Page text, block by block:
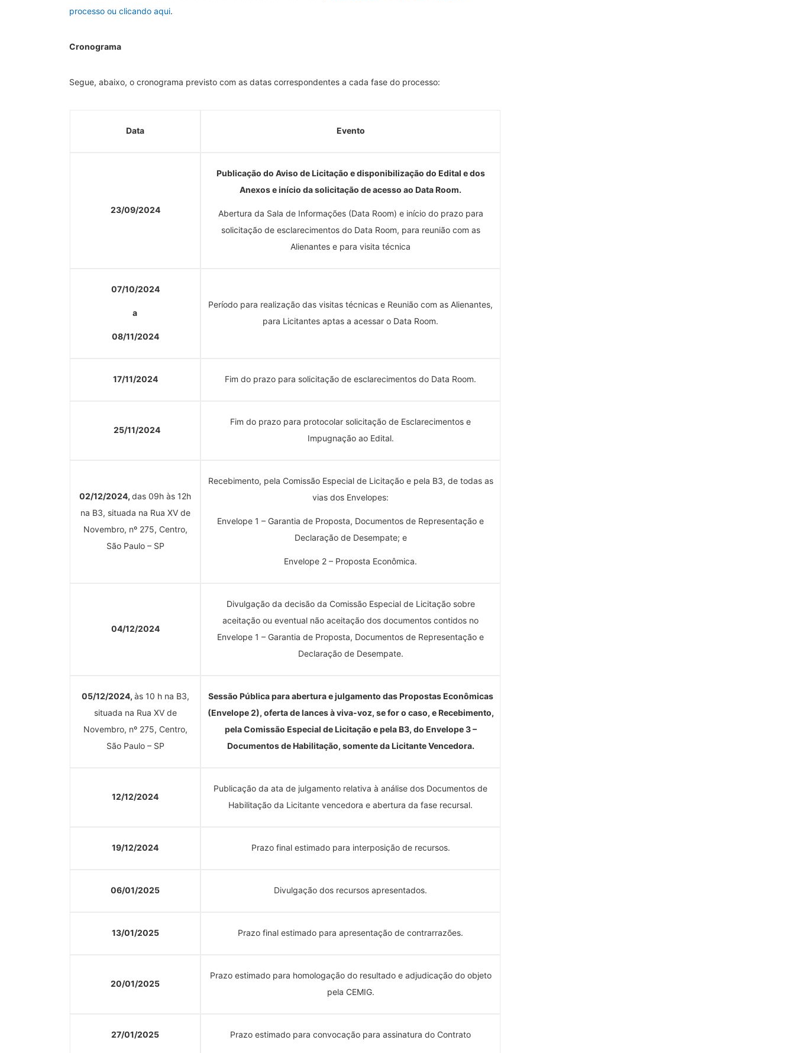
processo ou clicando aqui.
Cronograma
Segue, abaixo, o cronograma previsto com as datas correspondentes a cada fase do processo:
Data Evento
23/09/2024
Publicação do Aviso de Licitação e disponibilização do Edital e dos
Anexos e início da solicitação de acesso ao Data Room.
Abertura da Sala de Informações (Data Room) e início do prazo para
solicitação de esclarecimentos do Data Room, para reunião com as
Alienantes e para visita técnica
07/10/2024
a
08/11/2024
Período para realização das visitas técnicas e Reunião com as Alienantes,
para Licitantes aptas a acessar o Data Room.
17/11/2024 Fim do prazo para solicitação de esclarecimentos do Data Room.
25/11/2024
Fim do prazo para protocolar solicitação de Esclarecimentos e
Impugnação ao Edital.
02/12/2024, das 09h às 12h
na B3, situada na Rua XV de
Novembro, nº 275, Centro,
São Paulo – SP
Recebimento, pela Comissão Especial de Licitação e pela B3, de todas as
vias dos Envelopes:
Envelope 1 – Garantia de Proposta, Documentos de Representação e
Declaração de Desempate; e
Envelope 2 – Proposta Econômica.
04/12/2024
Divulgação da decisão da Comissão Especial de Licitação sobre
aceitação ou eventual não aceitação dos documentos contidos no
Envelope 1 – Garantia de Proposta, Documentos de Representação e
Declaração de Desempate.
05/12/2024, às 10 h na B3,
situada na Rua XV de
Novembro, nº 275, Centro,
São Paulo – SP
Sessão Pública para abertura e julgamento das Propostas Econômicas
(Envelope 2), oferta de lances à viva-voz, se for o caso, e Recebimento,
pela Comissão Especial de Licitação e pela B3, do Envelope 3 –
Documentos de Habilitação, somente da Licitante Vencedora.
12/12/2024
Publicação da ata de julgamento relativa à análise dos Documentos de
Habilitação da Licitante vencedora e abertura da fase recursal.
19/12/2024 Prazo final estimado para interposição de recursos.
06/01/2025 Divulgação dos recursos apresentados.
13/01/2025 Prazo final estimado para apresentação de contrarrazões.
20/01/2025
Prazo estimado para homologação do resultado e adjudicação do objeto
pela CEMIG.
27/01/2025 Prazo estimado para convocação para assinatura do Contrato